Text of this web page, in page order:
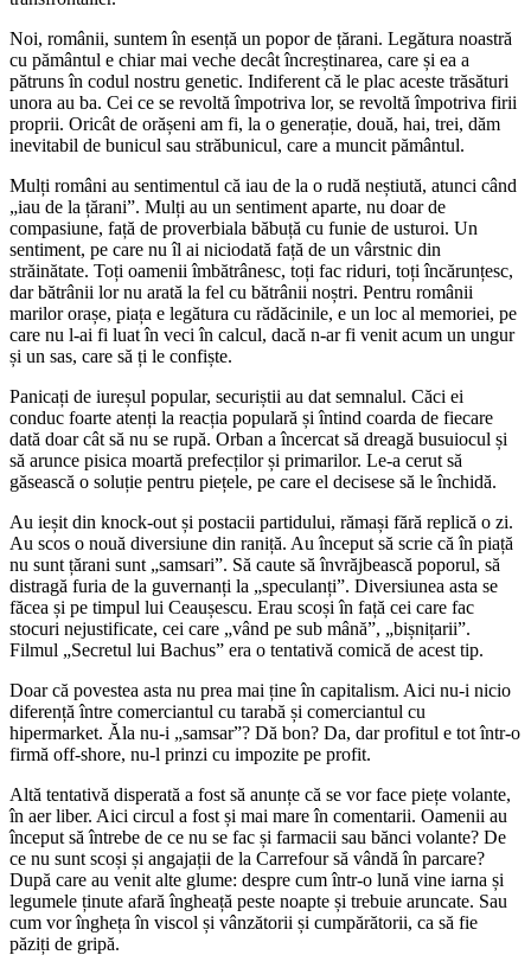
Noi, românii, suntem în esență un popor de țărani. Legătura noastră
cu pământul e chiar mai veche decât încreștinarea, care și ea a
pătruns în codul nostru genetic. Indiferent că le plac aceste trăsături
unora au ba. Cei ce se revoltă împotriva lor, se revoltă împotriva firii
proprii. Oricât de orășeni am fi, la o generație, două, hai, trei, dăm
inevitabil de bunicul sau străbunicul, care a muncit pământul.
Mulți români au sentimentul că iau de la o rudă neștiută, atunci când
„iau de la țărani”. Mulți au un sentiment aparte, nu doar de
compasiune, față de proverbiala băbuță cu funie de usturoi. Un
sentiment, pe care nu îl ai niciodată față de un vârstnic din
străinătate. Toți oamenii îmbătrânesc, toți fac riduri, toți încărunțesc,
dar bătrânii lor nu arată la fel cu bătrânii noștri. Pentru românii
marilor orașe, piața e legătura cu rădăcinile, e un loc al memoriei, pe
care nu l-ai fi luat în veci în calcul, dacă n-ar fi venit acum un ungur
și un sas, care să ți le confiște.
Panicați de iureșul popular, securiștii au dat semnalul. Căci ei
conduc foarte atenți la reacția populară și întind coarda de fiecare
dată doar cât să nu se rupă. Orban a încercat să dreagă busuiocul și
să arunce pisica moartă prefecților și primarilor. Le-a cerut să
găsească o soluție pentru piețele, pe care el decisese să le închidă.
Au ieșit din knock-out și postacii partidului, rămași fără replică o zi.
Au scos o nouă diversiune din raniță. Au început să scrie că în piață
nu sunt țărani sunt „samsari”. Să caute să învrăjbească poporul, să
distragă furia de la guvernanți la „speculanți”. Diversiunea asta se
făcea și pe timpul lui Ceaușescu. Erau scoși în față cei care fac
stocuri nejustificate, cei care „vând pe sub mână”, „bișnițarii”.
Filmul „Secretul lui Bachus” era o tentativă comică de acest tip.
Doar că povestea asta nu prea mai ține în capitalism. Aici nu-i nicio
diferență între comerciantul cu tarabă și comerciantul cu
hipermarket. Ăla nu-i „samsar”? Dă bon? Da, dar profitul e tot într-o
firmă off-shore, nu-l prinzi cu impozite pe profit.
Altă tentativă disperată a fost să anunțe că se vor face piețe volante,
în aer liber. Aici circul a fost și mai mare în comentarii. Oamenii au
început să întrebe de ce nu se fac și farmacii sau bănci volante? De
ce nu sunt scoși și angajații de la Carrefour să vândă în parcare?
După care au venit alte glume: despre cum într-o lună vine iarna și
legumele ținute afară îngheață peste noapte și trebuie aruncate. Sau
cum vor îngheța în viscol și vânzătorii și cumpărătorii, ca să fie
păziți de gripă.